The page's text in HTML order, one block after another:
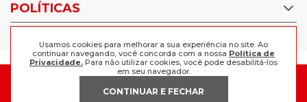
Usamos cookies para melhorar a sua experiência no site. Ao
continuar navegando, você concorda com a nossa Política de
Privacidade. Para não utilizar cookies, você pode desabilitá-los
em seu navegador.
CONTINUAR E FECHAR
Nossas Lojas
Trabalhe Conosco
POLÍTICAS
Política de Privacidade
Trocas e devoluções
Política de pagamento
Perguntas Frequentes